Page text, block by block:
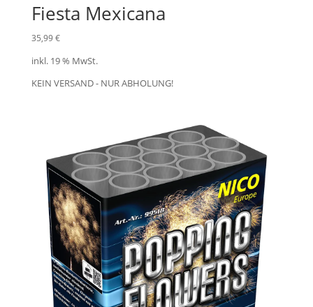
Fiesta Mexicana
35,99€
inkl. 19 % MwSt.
KEIN VERSAND - NUR ABHOLUNG!